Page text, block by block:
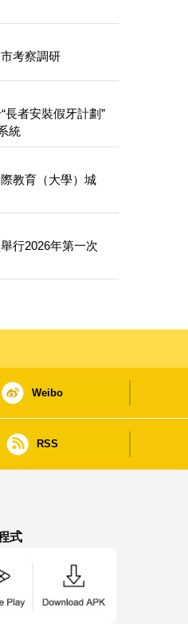
考察調研
長者安裝假牙計劃”
統
教育（大學）城
行2026年第一次
Weibo
RSS
式